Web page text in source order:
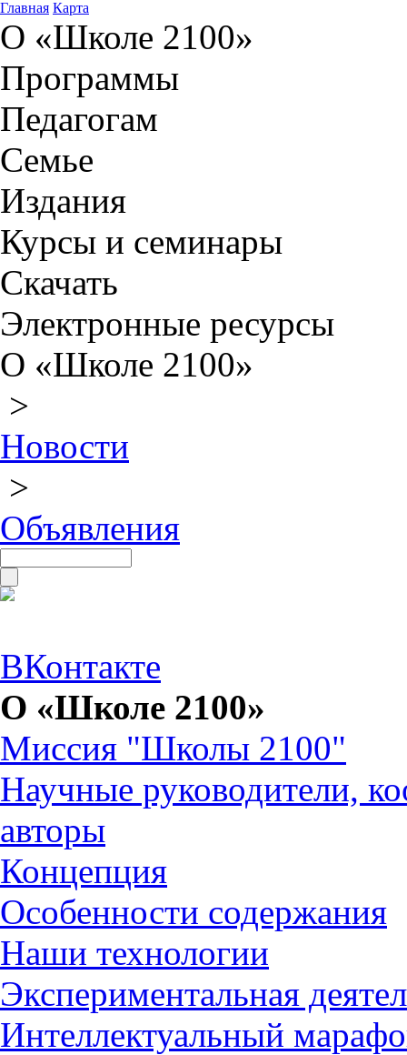
Главная Карта
О «Школе 2100»
Программы
Педагогам
Семье
Издания
Курсы и семинары
Скачать
Электронные ресурсы
О «Школе 2100»
>
Новости
>
Объявления
ВКонтакте
О «Школе 2100»
Миссия "Школы 2100"
Научные руководители,
авторы
Концепция
Особенности содержания
Наши технологии
Экспериментальная
Интеллектуальный